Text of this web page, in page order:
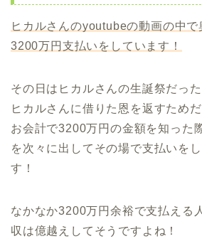
ヒカルさんのyoutubeの動画の中で
3200万円支払いをしています！
その日はヒカルさんの生誕祭だっ
ヒカルさんに借りた恩を返すため
お会計で3200万円の金額を知った
を次々に出してその場で支払いを
す！
なかなか3200万円余裕で支払える
収は億越えしてそうですよね！